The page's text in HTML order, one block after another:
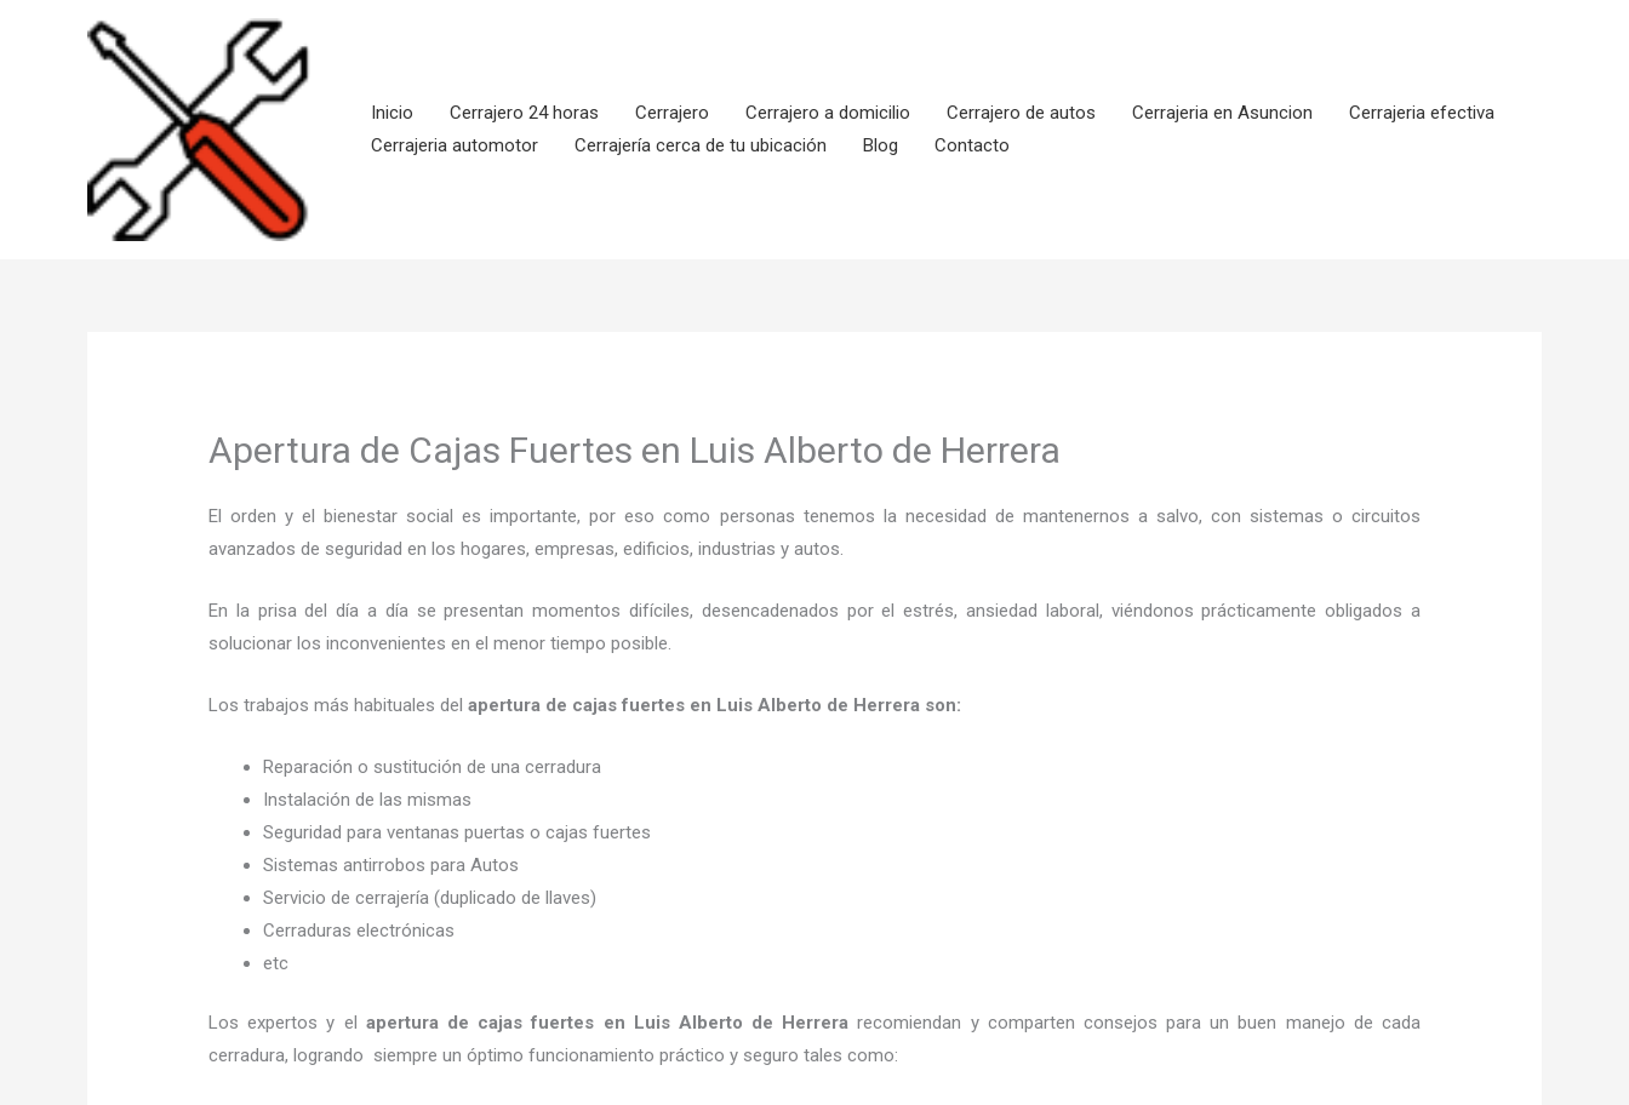
Inicio
Cerrajero 24 horas Cerrajero Cerrajero a domicilio Cerrajero de autos Cerrajeria en Asuncion
Cerrajeria efectiva
Cerrajeria automotor
Cerrajería cerca de tu ubicación Blog Contacto
Apertura de Cajas Fuertes en Luis Alberto de Herrera
El orden y el bienestar social es importante, por eso como personas tenemos la necesidad de mantenernos a salvo, con sistemas o circuitos
avanzados de seguridad en los hogares, empresas, edificios, industrias y autos.
En la prisa del día a día se presentan momentos difíciles, desencadenados por el estrés, ansiedad laboral, viéndonos prácticamente obligados a
solucionar los inconvenientes en el menor tiempo posible.
Los trabajos más habituales delapertura de cajas fuertes en Luis Alberto de Herrera son:
Reparación o sustitución de una cerradura
Instalación de las mismas
Seguridad para ventanas puertas o cajas fuertes
Sistemas antirrobos para Autos
Servicio de cerrajería (duplicado de llaves)
Cerraduras electrónicas
etc
Los expertos y el apertura de cajas fuertes en Luis Alberto de Herrera recomiendan y comparten consejos para un buen manejo de cada
cerradura, logrando siempre un óptimo funcionamiento práctico y seguro tales como: